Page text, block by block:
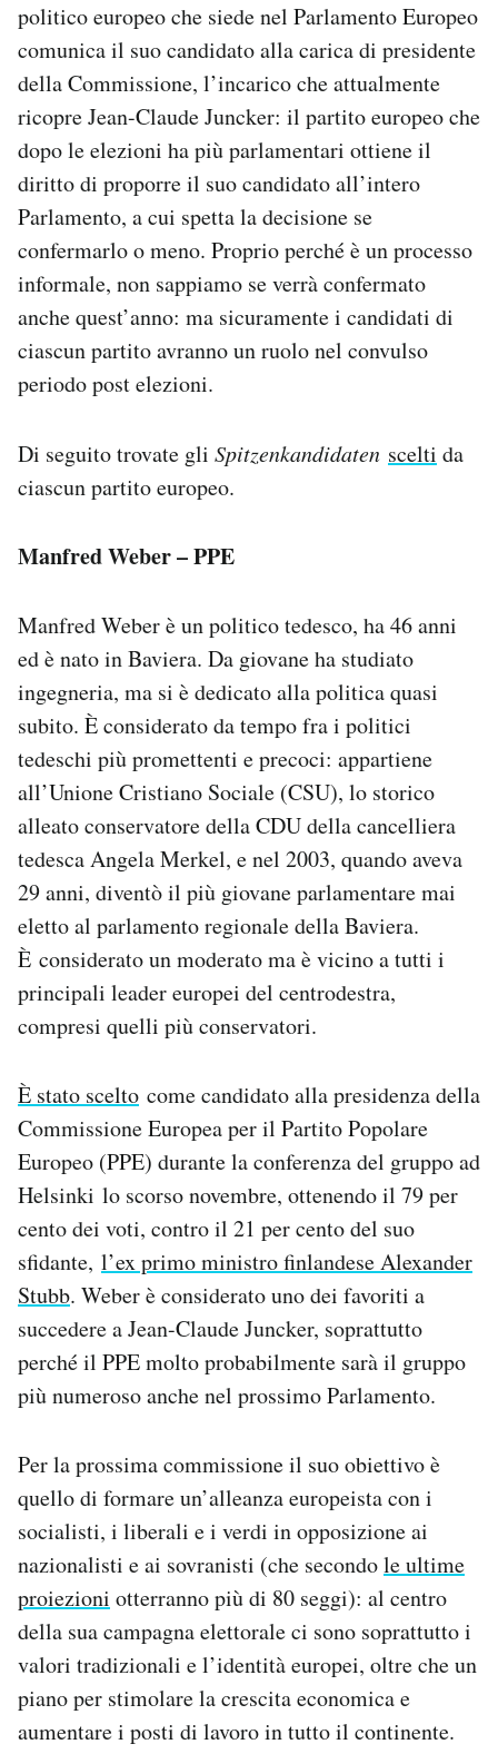
politico europeo che siede nel Parlamento Europeo
comunica il suo candidato alla carica di presidente
della Commissione, l’incarico che attualmente
ricopre Jean-Claude Juncker: il partito europeo che
dopo le elezioni ha più parlamentari ottiene il
diritto di proporre il suo candidato all’intero
Parlamento, a cui spetta la decisione se
confermarlo o meno. Proprio perché è un processo
informale, non sappiamo se verrà confermato
anche quest’anno: ma sicuramente i candidati di
ciascun partito avranno un ruolo nel convulso
periodo post elezioni.
Di seguito trovate gli Spitzenkandidaten scelti da
ciascun partito europeo.
Manfred Weber – PPE
Manfred Weber è un politico tedesco, ha 46 anni
ed è nato in Baviera. Da giovane ha studiato
ingegneria, ma si è dedicato alla politica quasi
subito. È considerato da tempo fra i politici
tedeschi più promettenti e precoci: appartiene
all’Unione Cristiano Sociale (CSU), lo storico
alleato conservatore della CDU della cancelliera
tedesca Angela Merkel, e nel 2003, quando aveva
29 anni, diventò il più giovane parlamentare mai
eletto al parlamento regionale della Baviera.
È considerato un moderato ma è vicino a tutti i
principali leader europei del centrodestra,
compresi quelli più conservatori.
È stato scelto come candidato alla presidenza della
Commissione Europea per il Partito Popolare
Europeo (PPE) durante la conferenza del gruppo ad
Helsinki lo scorso novembre, ottenendo il 79 per
cento dei voti, contro il 21 per cento del suo
sfidante, l’ex primo ministro finlandese Alexander
Stubb. Weber è considerato uno dei favoriti a
succedere a Jean-Claude Juncker, soprattutto
perché il PPE molto probabilmente sarà il gruppo
più numeroso anche nel prossimo Parlamento.
Per la prossima commissione il suo obiettivo è
quello di formare un’alleanza europeista con i
socialisti, i liberali e i verdi in opposizione ai
nazionalisti e ai sovranisti (che secondole ultime
proiezioni otterranno più di 80 seggi): al centro
della sua campagna elettorale ci sono soprattutto i
valori tradizionali e l’identità europei, oltre che un
piano per stimolare la crescita economica e
aumentare i posti di lavoro in tutto il continente.